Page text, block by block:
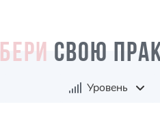
СВОЮ
Уровень